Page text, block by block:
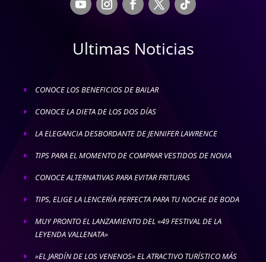
Ultimas Noticias
E CONOCE LOS BENEFICIOS DE BAILAR
E CONOCE LA DIETA DE LOS DOS DÍAS
E LA ELEGANCIA DESBORDANTE DE JENNIFER LAWRENCE
E TIPS PARA EL MOMENTO DE COMPRAR VESTIDOS DE NOVIA
E CONOCE ALTERNATIVAS PARA EVITAR FRITURAS
E TIPS, ELIGE LA LENCERÍA PERFECTA PARA TU NOCHE DE BODA
E
MUY PRONTO EL LANZAMIENTO DEL «49 FESTIVAL DE LA
LEYENDA VALLENATA»
E
»EL JARDÍN DE LOS VENENOS» EL ATRACTIVO TURÍSTICO MÁS